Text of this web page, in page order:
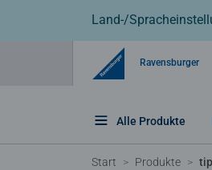
Land-/
Ravensburger
Alle Produkte
Start Produkte